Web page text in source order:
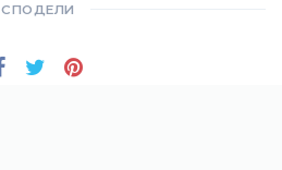
СПОДЕЛИ